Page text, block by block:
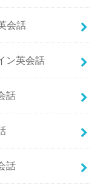
会話
ン英会話
話
話